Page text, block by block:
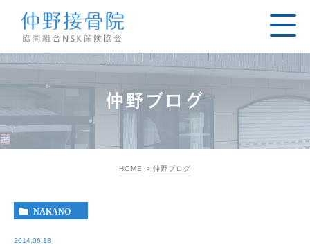
仲野ブログ
HOME 仲野ブログ
NAKANO
2014.06.18